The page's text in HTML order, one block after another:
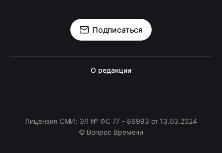
Подписаться
О редакции
Лицензия СМИ: ЭЛ № ФС 77 - 86993 от 13.03.2024
© Вопрос Времени